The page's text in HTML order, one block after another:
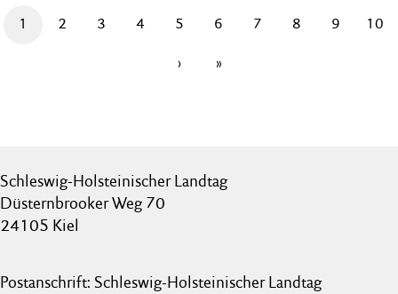
1 2 3 4 5 6 7 8 9 10
› »
Schleswig-Holsteinischer Landtag
Düsternbrooker Weg 70
24105 Kiel
Postanschrift: Schleswig-Holsteinischer Landtag